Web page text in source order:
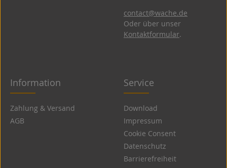
contact@wache.de
Oder über unser
Kontaktformular.
Information
Zahlung & Versand
AGB
Service
Download
Impressum
Cookie Consent
Datenschutz
Barrierefreiheit